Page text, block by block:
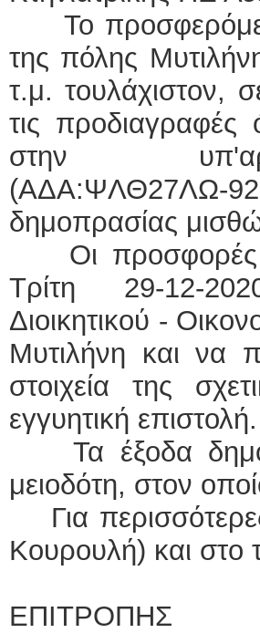
Το
της πόλης
τ.μ. τουλάχιστον,
τις προδιαγραφές
στην
(ΑΔΑ:ΨΛΘ27ΛΩ-
δημοπρασίας
Οι προσφορές
Τρίτη 29-12-
Διοικητικού -
Μυτιλήνη και να
στοιχεία της
εγγυητική επιστολή.
Τα έξοδα
μειοδότη, στον
Για
Κουρουλή) και
Ο
ΕΠΙΤΡΟΠΗΣ